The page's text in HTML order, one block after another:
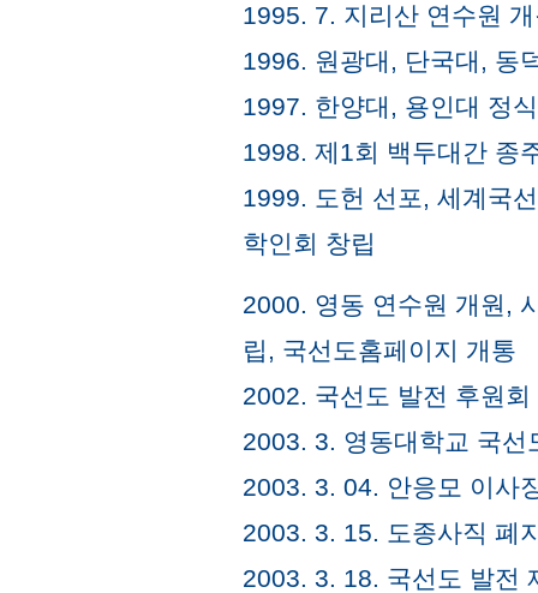
1995. 7. 지리산 연수원
1996. 원광대, 단국대, 동
1997. 한양대, 용인대 정
1998. 제1회 백두대간 종
1999. 도헌 선포, 세계국
학인회 창립
2000. 영동 연수원 개원,
립, 국선도홈페이지 개통
2002. 국선도 발전 후원회
2003. 3. 영동대학교 국선
2003. 3. 04. 안응모 이사
2003. 3. 15. 도종사직 폐
2003. 3. 18. 국선도 발전